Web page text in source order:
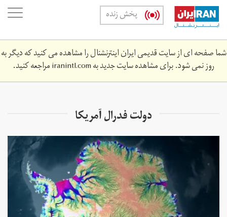
Skip
main
content
پخش زنده
شما صفحه ای از سایت قدیمی ایران اینترنشنال را مشاهده می کنید که دیگر به
روز نمی شود. برای مشاهده سایت جدید بهiranintl.comمراجعه کنید.
دولت فدرال آمریکا